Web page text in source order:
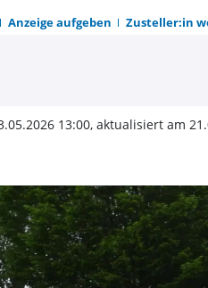
Anzeige aufgeben Zusteller:in
und
13:00, aktualisiert am